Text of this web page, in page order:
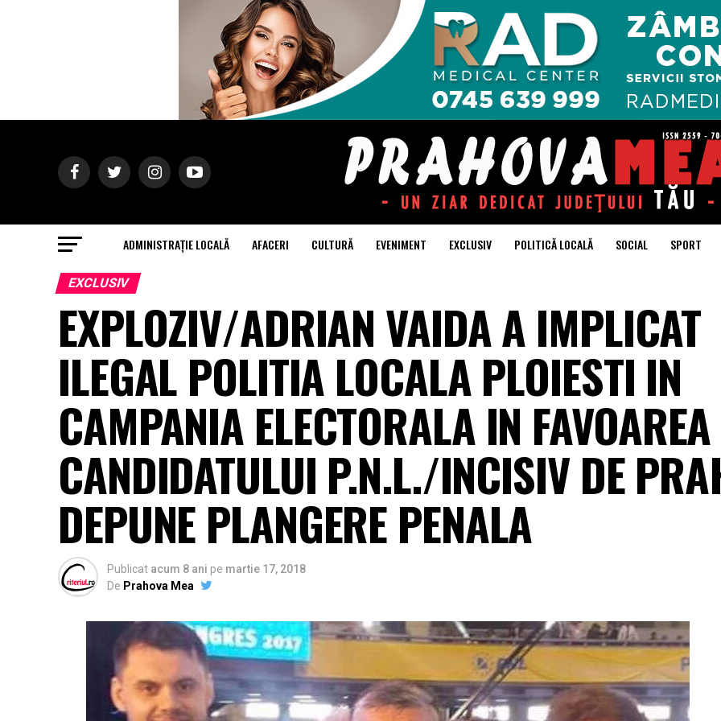
ADMINISTRAȚIE LOCALĂ AFACERI CULTURĂ EVENIMENT EXCLUSIV POLITICĂ LOCALĂ SOCIAL SPORT
EXCLUSIV
EXPLOZIV/ADRIAN VAIDA A IMPLICAT
ILEGAL POLITIA LOCALA PLOIESTI IN
CAMPANIA ELECTORALA IN FAVOAREA
CANDIDATULUI P.N.L./INCISIV DE
DEPUNE PLANGERE PENALA
Publicat acum 8 ani pe martie 17, 2018
De Prahova Mea